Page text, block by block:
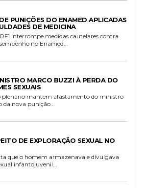
PUNIÇÕES DO ENAMED APLICADAS
DE MEDICINA
interrompe medidas cautelares contra
no Enamed...
MARCO BUZZI À PERDA DO
SEXUAIS
plenário mantém afastamento do ministro
nova punição...
DE EXPLORAÇÃO SEXUAL NO
que o homem armazenava e divulgava
infantojuvenil...